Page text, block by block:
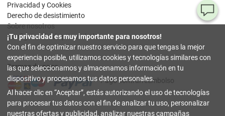
Privacidad y Cookies
Derecho de desistimiento
Sobre nosotros
Configuración de privacidad
Formas de pago
Pago contrarreembolso
¡Tu privacidad es muy importante para nosotros!
Con el fin de optimizar nuestro servicio para que tengas la mejor
experiencia posible, utilizamos cookies y tecnologías similares con
las que seleccionamos y almacenamos información en tu
dispositivo y procesamos tus datos personales.
Al hacer clic en Aceptar , estás autorizando el uso de tecnologías
para procesar tus datos con el fin de analizar tu uso, personalizar
nuestras ofertas y publicidad, analizar nuestras campañas